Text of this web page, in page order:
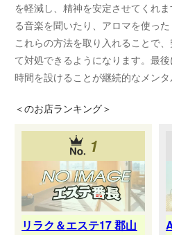
を軽減し、精神を安定させてくれ
る音楽を聞いたり、アロマを使った
これらの方法を取り入れることで
て対処できるようになります。最
時間を設けることが継続的なメンタ
＜のお店ランキング＞
1
リラク＆エステ17 郡山